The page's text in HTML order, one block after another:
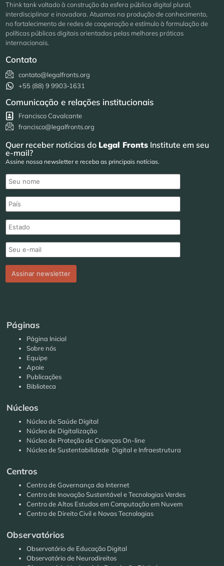
Think tank voltado à construção da esfera pública digital plural,
interdisciplinar e inovadora. Atuamos na produção de conhecimento,
no fortalecimento de redes de cooperação e estímulo à formulação de
políticas públicas digitais orientadas pelas melhores práticas
internacionais.
Contato
contato@legalfronts.org
+55 (88) 9 9903‑1631
Comunicação e relações institucionais
Francisco Cavalcante
francisco@legalfronts.org
Quer receber notícias do Legal Fronts Institute em seu
e-mail?
Assine nossa newsletter e receba as principais notícias.
Páginas
Página Inicial
Sobre nós
Equipe
Apoie
Publicações
Biblioteca
Núcleos
Núcleo de Saúde Digital
Núcleo de Digitalização
Núcleo de Proteção de Crianças On-line
Núcleo de Sustentabilidade Digital e Infraestrutura
Centros
Centro de Governança da Internet
Centro de Inovação Sustentável e Tecnologias Verdes
Centro de Altos Estudos em Computação em Nuvem
Centro de Direito Civil e Novas Tecnologias
Observatórios
Observatório de Educação Digital
Observatório de Neurodireitos